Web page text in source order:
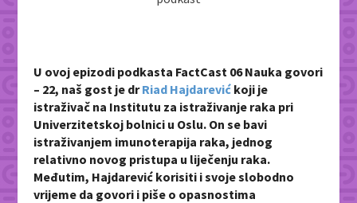
U ovoj epizodi podkasta FactCast 06 Nauka govori
– 22, naš gost je drRiad Hajdarević koji je
istraživač na Institutu za istraživanje raka pri
Univerzitetskoj bolnici u Oslu. On se bavi
istraživanjem imunoterapija raka, jednog
relativno novog pristupa u liječenju raka.
Međutim, Hajdarević korisiti i svoje slobodno
vrijeme da govori i piše o opasnostima